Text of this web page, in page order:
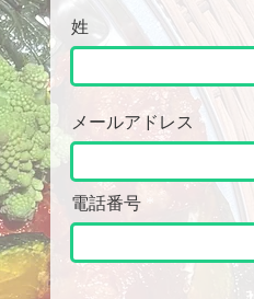
姓
メールアドレス
電話番号